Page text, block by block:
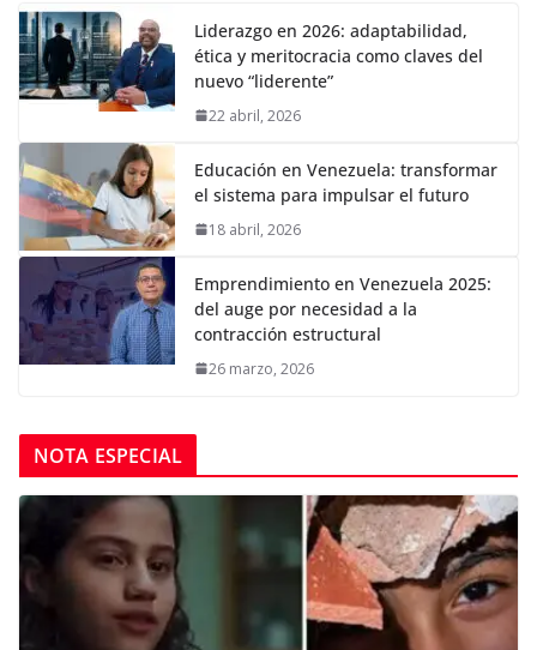
Liderazgo en 2026: adaptabilidad,
ética y meritocracia como claves del
nuevo “liderente”
22 abril, 2026
Educación en Venezuela: transformar
el sistema para impulsar el futuro
18 abril, 2026
Emprendimiento en Venezuela 2025:
del auge por necesidad a la
contracción estructural
26 marzo, 2026
NOTA ESPECIAL